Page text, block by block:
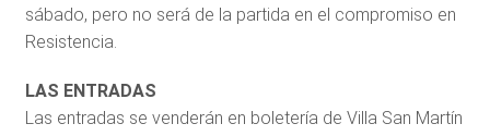
sábado, pero no será de la partida en el compromiso en
Resistencia.
LAS ENTRADAS
Las entradas se venderán en boletería de Villa San Martín